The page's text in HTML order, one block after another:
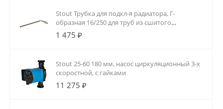
Stout Трубка для подкл-я радиатора, Г-
образная 16/250 для труб из сшитого
полиэтилена аксиальный
1 475 ₽
Stout 25-60 180 мм, насос циркуляционный 3-х
скоростной, с гайками
11 275 ₽